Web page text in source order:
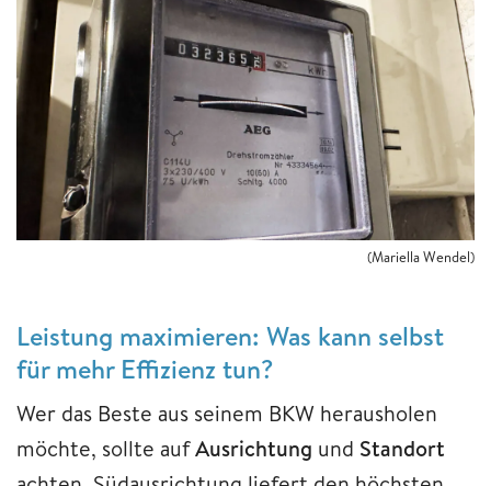
(Mariella Wendel)
Leistung maximieren: Was kann selbst
für mehr Effizienz tun?
Wer das Beste aus seinem BKW herausholen
möchte, sollte aufAusrichtung und Standort